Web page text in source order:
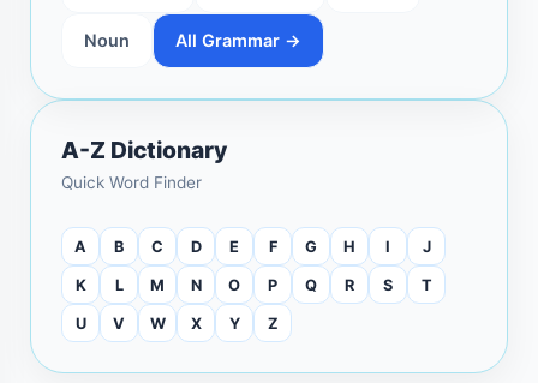
Noun All Grammar →
A-Z Dictionary
Quick Word Finder
A B C D E F G H I J
K L M N O P Q R S T
U V W X Y Z